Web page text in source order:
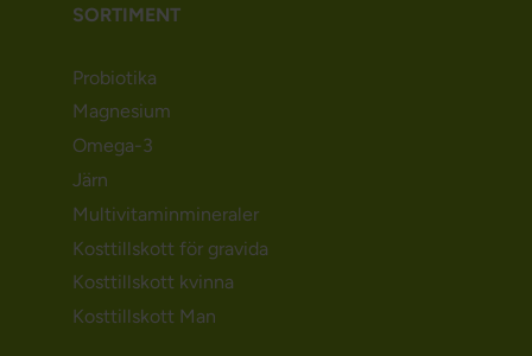
SORTIMENT
Probiotika
Magnesium
Omega-3
Järn
Multivitaminmineraler
Kosttillskott för gravida
Kosttillskott kvinna
Kosttillskott Man